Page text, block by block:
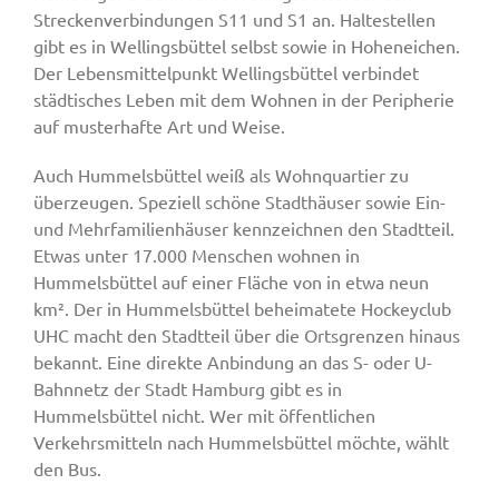
Streckenverbindungen S11 und S1 an. Haltestellen
gibt es in Wellingsbüttel selbst sowie in Hoheneichen.
Der Lebensmittelpunkt Wellingsbüttel verbindet
städtisches Leben mit dem Wohnen in der Peripherie
auf musterhafte Art und Weise.
Auch Hummelsbüttel weiß als Wohnquartier zu
überzeugen. Speziell schöne Stadthäuser sowie Ein-
und Mehrfamilienhäuser kennzeichnen den Stadtteil.
Etwas unter 17.000 Menschen wohnen in
Hummelsbüttel auf einer Fläche von in etwa neun
km². Der in Hummelsbüttel beheimatete Hockeyclub
UHC macht den Stadtteil über die Ortsgrenzen hinaus
bekannt. Eine direkte Anbindung an das S- oder U-
Bahnnetz der Stadt Hamburg gibt es in
Hummelsbüttel nicht. Wer mit öffentlichen
Verkehrsmitteln nach Hummelsbüttel möchte, wählt
den Bus.